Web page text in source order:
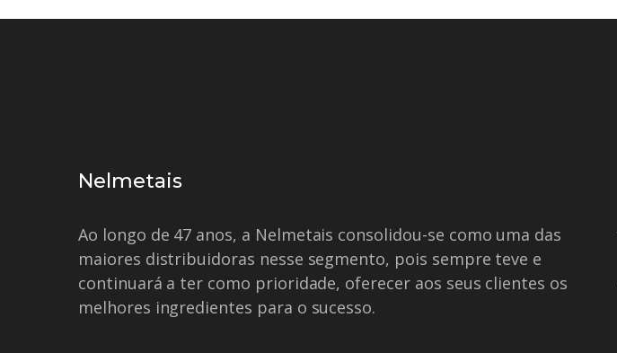
Nelmetais
Ao longo de 47 anos, a Nelmetais consolidou-se como uma das
maiores distribuidoras nesse segmento, pois sempre teve e
continuará a ter como prioridade, oferecer aos seus clientes os
melhores ingredientes para o sucesso.